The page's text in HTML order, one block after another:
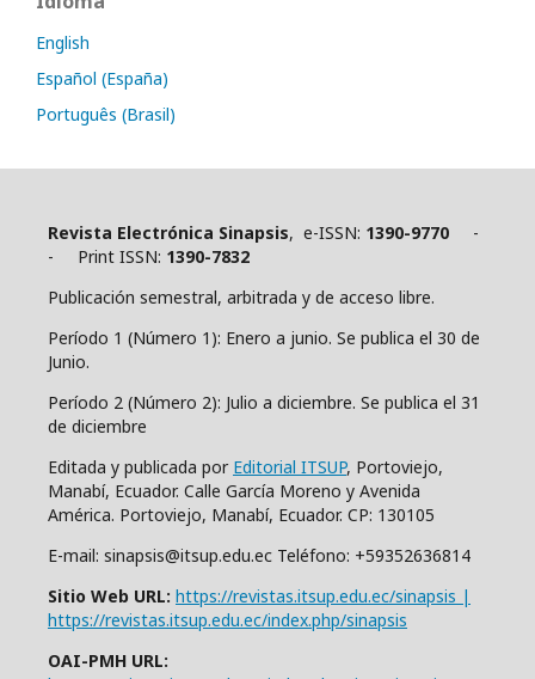
English
Español (España)
Português (Brasil)
Revista Electrónica Sinapsis, e-ISSN: 1390-9770 -
- Print ISSN: 1390-7832
Publicación semestral, arbitrada y de acceso libre.
Período 1 (Número 1): Enero a junio. Se publica el 30 de
Junio.
Período 2 (Número 2): Julio a diciembre. Se publica el 31
de diciembre
Editada y publicada por Editorial ITSUP, Portoviejo,
Manabí, Ecuador. Calle García Moreno y Avenida
América. Portoviejo, Manabí, Ecuador. CP: 130105
E-mail: sinapsis@itsup.edu.ec Teléfono: +59352636814
Sitio Web URL: https://revistas.itsup.edu.ec/sinapsis |
https://revistas.itsup.edu.ec/index.php/sinapsis
OAI-PMH URL: